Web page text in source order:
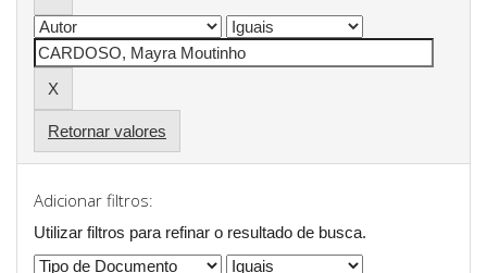
Retornar valores
Adicionar filtros:
Utilizar filtros para refinar o resultado de busca.